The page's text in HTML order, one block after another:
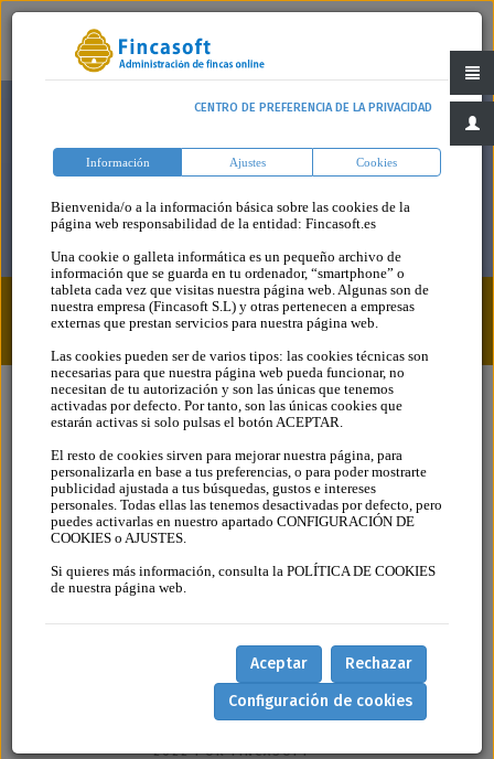
Blog Categoria
EL FONDO DE
RESERVA
2022 POR FINCASOFT
CENTRO DE PREFERENCIA DE LA PRIVACIDAD
Información Ajustes Cookies
Bienvenida/o a la información básica sobre las cookies de la
página web responsabilidad de la entidad: Fincasoft.es
Una cookie o galleta informática es un pequeño archivo de
información que se guarda en tu ordenador, “smartphone” o
tableta cada vez que visitas nuestra página web. Algunas son de
nuestra empresa (Fincasoft S.L) y otras pertenecen a empresas
externas que prestan servicios para nuestra página web.
Las cookies pueden ser de varios tipos: las cookies técnicas son
necesarias para que nuestra página web pueda funcionar, no
necesitan de tu autorización y son las únicas que tenemos
activadas por defecto. Por tanto, son las únicas cookies que
estarán activas si solo pulsas el botón ACEPTAR.
El resto de cookies sirven para mejorar nuestra página, para
personalizarla en base a tus preferencias, o para poder mostrarte
publicidad ajustada a tus búsquedas, gustos e intereses
personales. Todas ellas las tenemos desactivadas por defecto, pero
puedes activarlas en nuestro apartado CONFIGURACIÓN DE
COOKIES o AJUSTES.
Si quieres más información, consulta la POLÍTICA DE COOKIES
de nuestra página web.
Aceptar
Rechazar
Configuración de cookies